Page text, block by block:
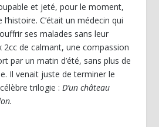
et jeté, pour le moment,
C’était un médecin qui
ses malades sans leur
de calmant, une compassion
par un matin d’été, sans plus de
Il venait juste de terminer le
trilogie :D’un château